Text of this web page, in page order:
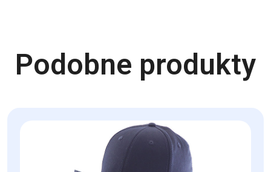
Podobne produkty